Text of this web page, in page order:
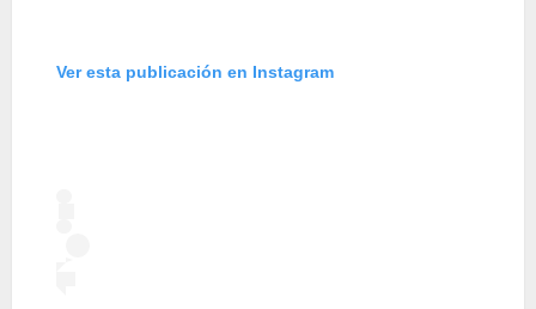
Ver esta publicación en Instagram